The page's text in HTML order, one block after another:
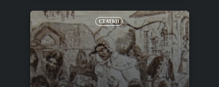
СТАТЬИ